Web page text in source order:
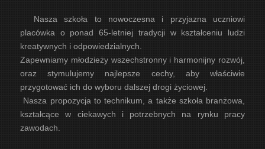
Nasza szkoła to nowoczesna i przyjazna uczniowi
placówka o ponad 65-letniej tradycji w kształceniu ludzi
kreatywnych i odpowiedzialnych.
Zapewniamy młodzieży wszechstronny i harmonijny rozwój,
oraz stymulujemy najlepsze cechy, aby właściwie
przygotować ich do wyboru dalszej drogi życiowej.
Nasza propozycja to technikum, a także szkoła branżowa,
kształcące w ciekawych i potrzebnych na rynku pracy
zawodach.